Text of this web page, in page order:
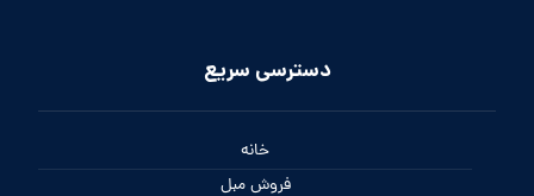
دسترسی سریع
خانه
فروش مبل